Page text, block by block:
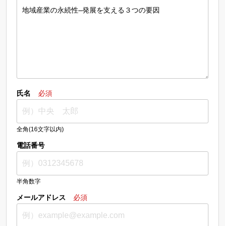
氏名 必須
全角(16文字以内)
電話番号
半角数字
メールアドレス 必須